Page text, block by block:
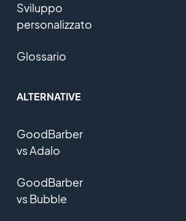
Sviluppo
personalizzato
Glossario
ALTERNATIVE
GoodBarber
vs Adalo
GoodBarber
vs Bubble